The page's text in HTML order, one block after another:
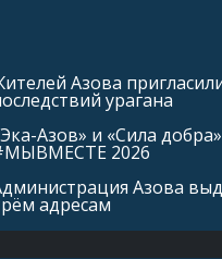
Азова
урагана
Азов» и «Сила
2026
Азова
адресам